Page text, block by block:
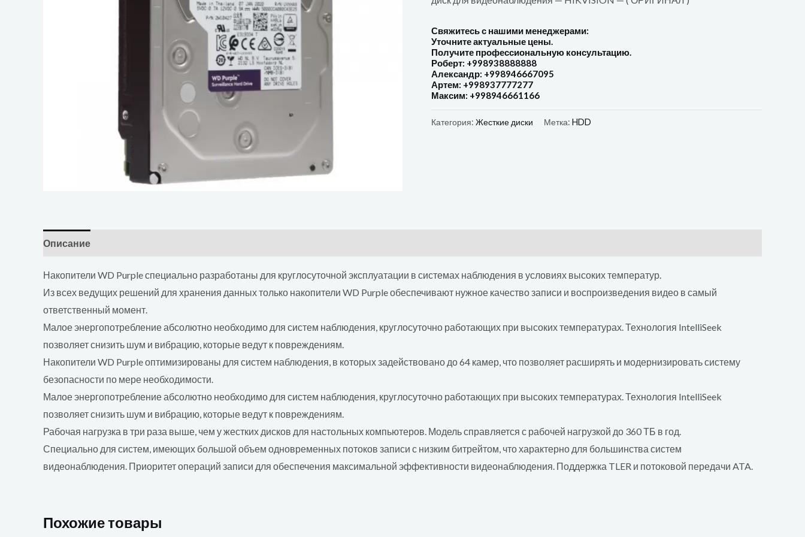
Свяжитесь с нашими менеджерами:
Уточните актуальные цены.
Получите профессиональную консультацию.
Роберт: +998938888888
Александр: +998946667095
Артем: +998937777277
Максим: +998946661166
Категория: Жесткие диски Метка: HDD
Описание
Накопители WD Purple специально разработаны для круглосуточной эксплуатации в системах наблюдения в условиях высоких температур.
Из всех ведущих решений для хранения данных только накопители WD Purple обеспечивают нужное качество записи и воспроизведения видео в самый
ответственный момент.
Малое энергопотребление абсолютно необходимо для систем наблюдения, круглосуточно работающих при высоких температурах. Технология IntelliSeek
позволяет снизить шум и вибрацию, которые ведут к повреждениям.
Накопители WD Purple оптимизированы для систем наблюдения, в которых задействовано до 64 камер, что позволяет расширять и модернизировать систему
безопасности по мере необходимости.
Малое энергопотребление абсолютно необходимо для систем наблюдения, круглосуточно работающих при высоких температурах. Технология IntelliSeek
позволяет снизить шум и вибрацию, которые ведут к повреждениям.
Рабочая нагрузка в три раза выше, чем у жестких дисков для настольных компьютеров. Модель справляется с рабочей нагрузкой до 360 ТБ в год.
Специально для систем, имеющих большой объем одновременных потоков записи с низким битрейтом, что характерно для большинства систем
видеонаблюдения. Приоритет операций записи для обеспечения максимальной эффективности видеонаблюдения. Поддержка TLER и потоковой передачи ATA.
Похожие товары